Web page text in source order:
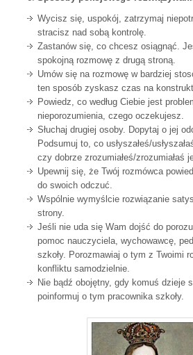
Wycisz się, uspokój, zatrzymaj
stracisz nad sobą kontrolę.
Zastanów się, co chcesz osiągnąć.
spokojną rozmowę z drugą stroną.
Umów się na rozmowę w bardziej
ten sposób zyskasz czas na
Powiedz, co według Ciebie jest
nieporozumienia, czego oczekujesz.
Słuchaj drugiej osoby. Dopytaj o jej
Podsumuj to, co usłyszałeś/
czy dobrze zrozumiałeś/zrozumiałaś
Upewnij się, że Twój rozmówca
do swoich odczuć.
Wspólnie wymyślcie rozwiązanie
strony.
Jeśli nie uda się Wam dojść do
pomoc nauczyciela, wychowawcę,
szkoły. Porozmawiaj o tym z Twoimi
konfliktu samodzielnie.
Nie bądź obojętny, gdy komuś dzieje
poinformuj o tym pracownika szkoły.